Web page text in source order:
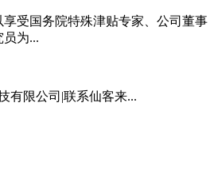
享受国务院特殊津贴专家、公司董事
为...
有限公司|联系仙客来...